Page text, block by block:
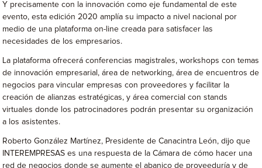
Y precisamente con la innovación como eje fundamental de este
evento, esta edición 2020 amplía su impacto a nivel nacional por
medio de una plataforma on-line creada para satisfacer las
necesidades de los empresarios.
La plataforma ofrecerá conferencias magistrales, workshops con temas
de innovación empresarial, área de networking, área de encuentros de
negocios para vincular empresas con proveedores y facilitar la
creación de alianzas estratégicas, y área comercial con stands
virtuales donde los patrocinadores podrán presentar su organización
a los asistentes.
Roberto González Martínez, Presidente de Canacintra León, dijo que
INTEREMPRESAS es una respuesta de la Cámara de cómo hacer una
red de negocios donde se aumente el abanico de proveeduría y de